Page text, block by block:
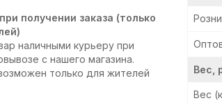
получении заказа (только
наличными курьеру при
с нашего магазина.
только для жителей
Вес,
Вес